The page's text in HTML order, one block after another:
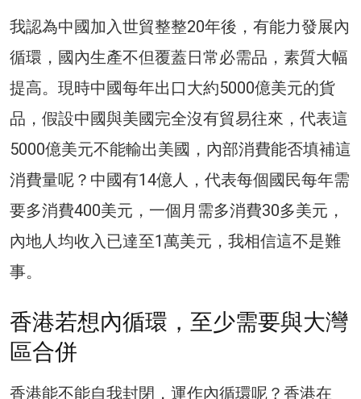
我認為中國加入世貿整整20年後，有能力發展內
循環，國內生產不但覆蓋日常必需品，素質大幅
提高。現時中國每年出口大約5000億美元的貨
品，假設中國與美國完全沒有貿易往來，代表這
5000億美元不能輸出美國，內部消費能否填補這
消費量呢？中國有14億人，代表每個國民每年需
要多消費400美元，一個月需多消費30多美元，
內地人均收入已達至1萬美元，我相信這不是難
事。
香港若想內循環，至少需要與大灣
區合併
香港能不能自我封閉，運作內循環呢？香港在